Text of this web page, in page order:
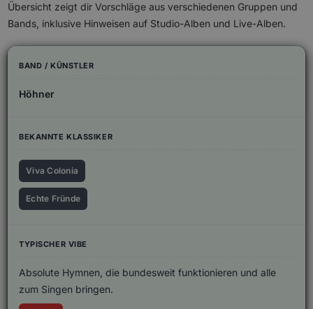
Übersicht zeigt dir Vorschläge aus verschiedenen Gruppen und
Bands, inklusive Hinweisen auf Studio-Alben und Live-Alben.
Höhner
Viva Colonia
Echte Fründe
Absolute Hymnen, die bundesweit funktionieren und alle
zum Singen bringen.